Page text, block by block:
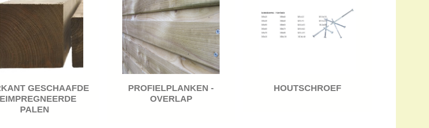
GESCHAAFDE
PALEN
PROFIELPLANKEN -
OVERLAP
HOUTSCHROEF